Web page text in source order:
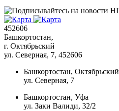
452606
Башкортостан,
г. Октябрьский
ул. Северная, 7, 452606
Башкортостан, Октябрьский
ул. Северная, 7
Башкортостан, Уфа
ул. Заки Валиди, 32/2